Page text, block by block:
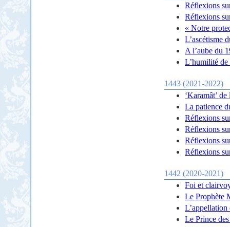
Réflexions
Réflexions
« Notre
L’ascétisme
A l’aube du
L’humilité
1443 (2021-2022)
‘Karamât’
La patience
Réflexions
Réflexions
Réflexions
Réflexions
1442 (2020-2021)
Foi et
Le Prophète
Le Prince